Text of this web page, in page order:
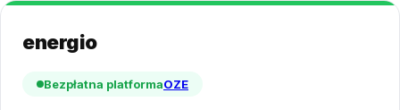
energio
Bezpłatna platformaOZE